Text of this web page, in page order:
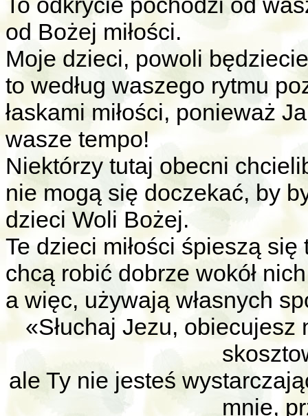
od Bożej miłości.
Moje dzieci, powoli
to według waszego rytmu
łaskami miłości, ponieważ
wasze tempo!
Niektórzy tutaj obecni
nie mogą się doczekać, by
dzieci Woli Bożej.
Te dzieci miłości śpieszą
chcą robić dobrze wokół
a więc, używają własnych
«Słuchaj Jezu,
ale Ty nie jesteś
mnie,